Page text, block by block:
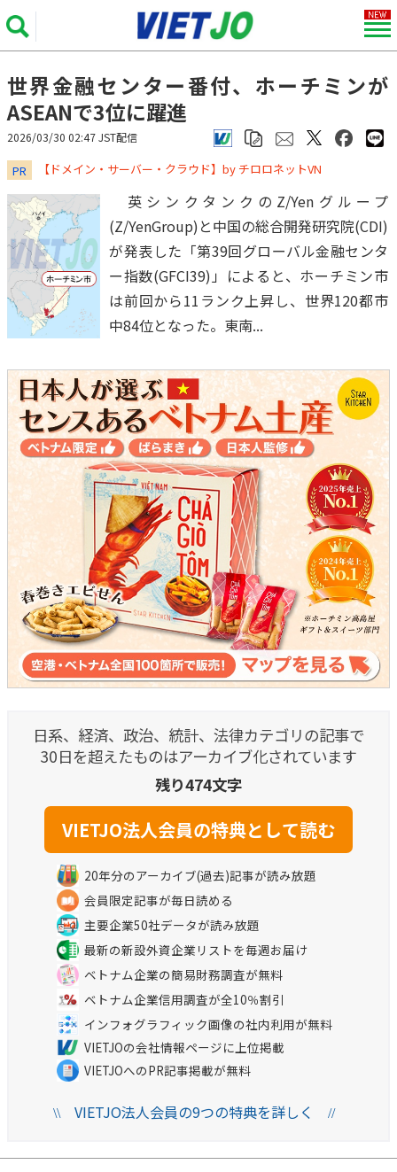
世界金融センター番付、ホーチミンが
ASEANで3位に躍進
2026/03/30 02:47 JST配信
PR ​​​​​​​【ドメイン・サーバー・クラウド】by チロロネットVN
英シンクタンクのZ/Yenグループ
(Z/YenGroup)と中国の総合開発研究院(CDI)
が発表した「第39回グローバル金融センタ
ー指数(GFCI39)」によると、ホーチミン市
は前回から11ランク上昇し、世界120都市
中84位となった。東南...
日系、経済、政治、統計、法律カテゴリの記事で
30日を超えたものはアーカイブ化されています
残り474文字
20年分のアーカイブ(過去)記事が読み放題
会員限定記事が毎日読める
主要企業50社データが読み放題
最新の新設外資企業リストを毎週お届け
ベトナム企業の簡易財務調査が無料
ベトナム企業信用調査が全10％割引
インフォグラフィック画像の社内利用が無料
VIETJOの会社情報ページに上位掲載
VIETJOへのPR記事掲載が無料
\\VIETJO法人会員の9つの特典を詳しく //